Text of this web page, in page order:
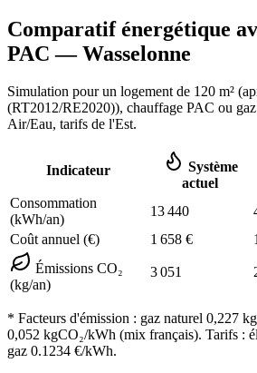
Comparatif énergétique
PAC —Wasselonne
Simulation pour un logement de 120 m² (
(RT2012/RE2020)), chauffage PAC ou
Air/Eau, tarifs de l'Est.
Indicateur
Système
actuel
Consommation
(kWh/an)
13 440
Coût annuel (€)
1 658 €
Émissions CO₂
(kg/an)
3 051
* Facteurs d'émission : gaz naturel 0,227
0,052 kgCO₂/kWh (mix français). Tarifs :
gaz 0.1234 €/kWh.